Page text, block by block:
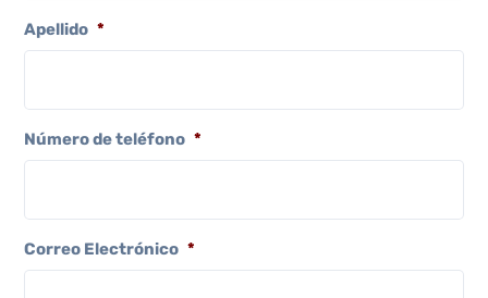
Apellido *
Número de teléfono *
Correo Electrónico *